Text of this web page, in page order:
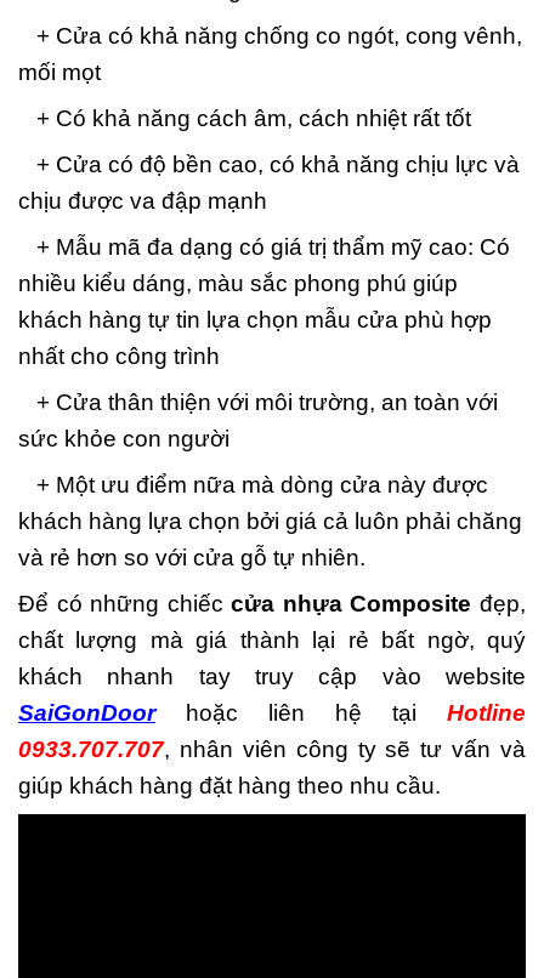
+ Cửa có khả năng chống co ngót, cong vênh,
mối mọt
+ Có khả năng cách âm, cách nhiệt rất tốt
+ Cửa có độ bền cao, có khả năng chịu lực và
chịu được va đập mạnh
+ Mẫu mã đa dạng có giá trị thẩm mỹ cao: Có
nhiều kiểu dáng, màu sắc phong phú giúp
khách hàng tự tin lựa chọn mẫu cửa phù hợp
nhất cho công trình
+ Cửa thân thiện với môi trường, an toàn với
sức khỏe con người
+ Một ưu điểm nữa mà dòng cửa này được
khách hàng lựa chọn bởi giá cả luôn phải chăng
và rẻ hơn so với cửa gỗ tự nhiên.
Để có những chiếccửa nhựa Composite đẹp,
chất lượng mà giá thành lại rẻ bất ngờ, quý
khách nhanh tay truy cập vào website
SaiGonDoorhoặc liên hệ tại Hotline
0933.707.707, nhân viên công ty sẽ tư vấn và
giúp khách hàng đặt hàng theo nhu cầu.